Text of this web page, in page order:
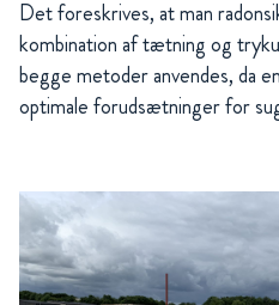
Det foreskrives, at man
kombination af tætning og
begge metoder anvendes, da
optimale forudsætninger for